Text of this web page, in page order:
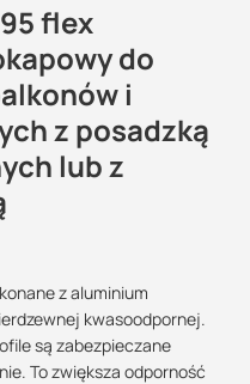
flex
do
i
z posadzką
lub z
z aluminium
kwasoodpornej.
są zabezpieczane
To zwiększa odporność